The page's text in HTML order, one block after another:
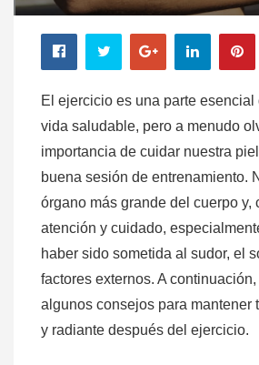
El ejercicio es una parte
vida saludable, pero a menudo
importancia de cuidar nuestra
buena sesión de entrenamiento.
órgano más grande del cuerpo y,
atención y cuidado,
haber sido sometida al sudor, el
factores externos. A
algunos consejos para mantener
y radiante después del ejercicio.